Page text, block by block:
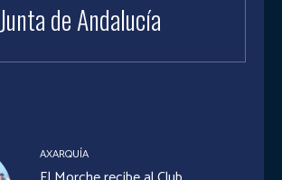
Junta de Andalucía
AXARQUÍA